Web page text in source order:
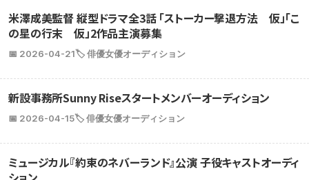
米澤成美監督 縦型ドラマ全3話 「ストーカー撃退方法 仮」「こ
の星の行末 仮」2作品主演募集
📅 2026-04-21🏷️ 俳優女優オーディション
新設事務所Sunny Riseスタートメンバーオーディション
📅 2026-04-15🏷️ 俳優女優オーディション
ミュージカル『約束のネバーランド』公演 子役キャストオーディ